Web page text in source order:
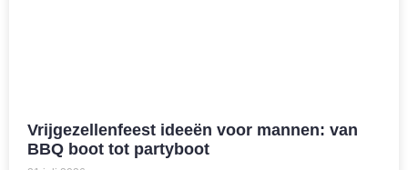
Vrijgezellenfeest ideeën voor mannen: van
BBQ boot tot partyboot